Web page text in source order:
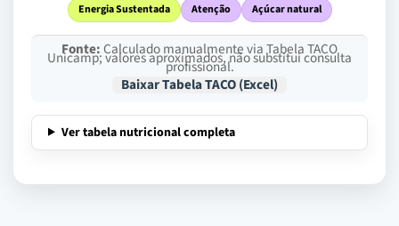
Energia Sustentada
Atenção Açúcar natural
Fonte:Calculado manualmente via Tabela TACO
Unicamp; valores aproximados, não substitui consulta
profissional.
Baixar Tabela TACO (Excel)
Ver tabela nutricional completa